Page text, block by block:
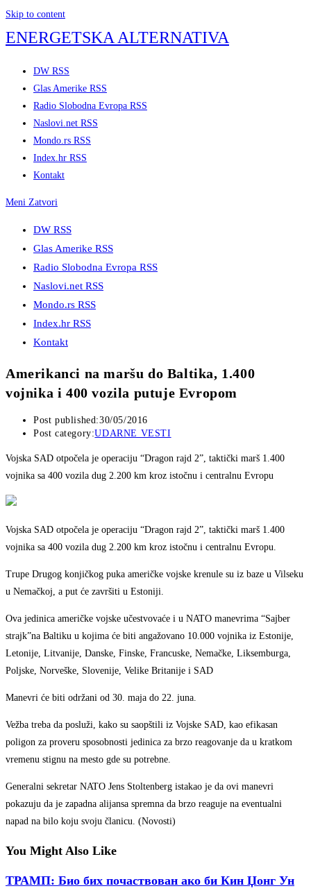
Skip to content
ENERGETSKA ALTERNATIVA
DW RSS
Glas Amerike RSS
Radio Slobodna Evropa RSS
Naslovi.net RSS
Mondo.rs RSS
Index.hr RSS
Kontakt
Meni Zatvori
DW RSS
Glas Amerike RSS
Radio Slobodna Evropa RSS
Naslovi.net RSS
Mondo.rs RSS
Index.hr RSS
Kontakt
Amerikanci na maršu do Baltika, 1.400
vojnika i 400 vozila putuje Evropom
Post published:30/05/2016
Post category:UDARNE VESTI
Vojska SAD otpočela je operaciju “Dragon rajd 2”, taktički marš 1.400
vojnika sa 400 vozila dug 2.200 km kroz istočnu i centralnu Evropu
Vojska SAD otpočela je operaciju “Dragon rajd 2”, taktički marš 1.400
vojnika sa 400 vozila dug 2.200 km kroz istočnu i centralnu Evropu.
Trupe Drugog konjičkog puka američke vojske krenule su iz baze u Vilseku
u Nemačkoj, a put će završiti u Estoniji.
Ova jedinica američke vojske učestvovaće i u NATO manevrima “Sajber
strajk”na Baltiku u kojima će biti angažovano 10.000 vojnika iz Estonije,
Letonije, Litvanije, Danske, Finske, Francuske, Nemačke, Liksemburga,
Poljske, Norveške, Slovenije, Velike Britanije i SAD
Manevri će biti održani od 30. maja do 22. juna.
Vežba treba da posluži, kako su saopštili iz Vojske SAD, kao efikasan
poligon za proveru sposobnosti jedinica za brzo reagovanje da u kratkom
vremenu stignu na mesto gde su potrebne.
Generalni sekretar NATO Jens Stoltenberg istakao je da ovi manevri
pokazuju da je zapadna alijansa spremna da brzo reaguje na eventualni
napad na bilo koju svoju članicu. (Novosti)
You Might Also Like
ТРАМП: Био бих почаствован ако би Кин Џонг Ун